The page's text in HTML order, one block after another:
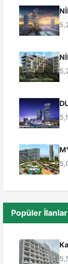
Popüler İlanlar